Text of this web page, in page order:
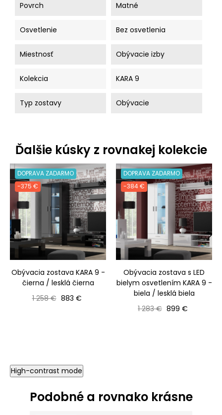
Povrch Matné
Osvetlenie Bez osvetlenia
Miestnosť Obývacie izby
Kolekcia KARA 9
Typ zostavy Obývacie
Ďalšie kúsky z rovnakej kolekcie
DOPRAVA ZADARMO
-375 €
Obývacia zostava KARA 9 -
čierna / lesklá čierna
Bežná cena
1 258 € Cena
883 €
DOPRAVA ZADARMO
-384 €
Obývacia zostava s LED
bielym osvetlením KARA 9 -
biela / lesklá biela
Bežná cena
1 283 € Cena
899 €
›
High-contrast mode
Podobné a rovnako krásne